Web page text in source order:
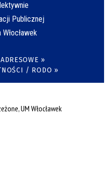
Publicznej
»
/ RODO »
UM Włocławek